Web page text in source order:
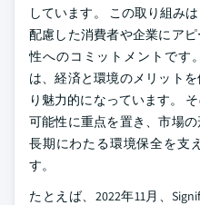
しています。 この取り組み
配慮した消費者や企業にア
性へのコミットメントです
は、経済と環境のメリット
り魅力的になっています。
可能性に重点を置き、市場の
長期にわたる環境保全を支
す。
たとえば、2022年11月、